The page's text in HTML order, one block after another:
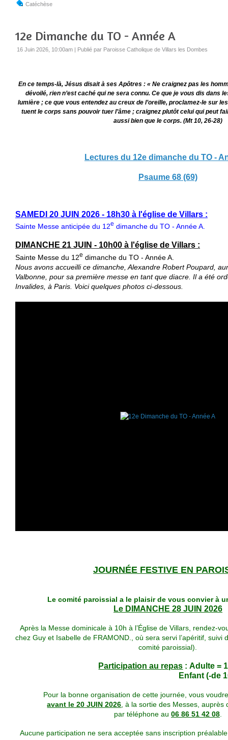
Catéchèse
12e Dimanche du TO - Année A
16 Juin 2026, 10:00am | Publié par Paroisse Catholique de Villars les Dombes
En ce temps-là, Jésus disait à ses Apôtres : « Ne craignez pas les
dévoilé, rien n’est caché qui ne sera connu. Ce que je vous dis dans
lumière ; ce que vous entendez au creux de l’oreille, proclamez-le sur
tuent le corps sans pouvoir tuer l’âme ; craignez plutôt celui qui peut
aussi bien que le corps. (Mt 10, 26-28)
Lectures du 12e dimanche du TO -
Psaume 68 (69)
SAMEDI 20 JUIN 2026 - 18h30 à l'église de Villars :
Sainte Messe anticipée du 12e dimanche du TO - Année A.
DIMANCHE 21 JUIN - 10h00 à l'église de Villars :
Sainte Messe du 12e dimanche du TO - Année A.
Nous avons accueilli ce dimanche, Alexandre Robert Poupard,
Valbonne, pour sa première messe en tant que diacre. Il a été
Invalides, à Paris. Voici quelques photos ci-dessous.
JOURNÉE FESTIVE EN
Le comité paroissial a le plaisir de vous convier à
Le DIMANCHE 28 JUIN 2026
Après la Messe dominicale à 10h à l’Église de Villars, rendez-
chez Guy et Isabelle de FRAMOND., où sera servi l’apéritif, suivi
comité paroissial).
Participation au repas : Adulte =
Enfant (-de
Pour la bonne organisation de cette journée, vous
avant le 20 JUIN 2026 , à la sortie des Messes, auprès
par téléphone au 06 86 51 42 08
Aucune participation ne sera acceptée sans inscription